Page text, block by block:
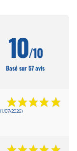
10/10
Basé sur 57 avis
07/2026)